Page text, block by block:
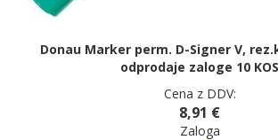
Donau Marker perm. D-Signer V,
odprodaje zaloge 10 KOS
Cena z DDV:
8,91 €
Zaloga